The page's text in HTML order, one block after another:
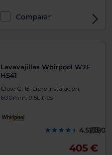
Comparar
Lavavajillas Whirpool W7F
HS41
Clase C, 15, Libre instalación,
600mm, 9.5Litros
(63)
405 €